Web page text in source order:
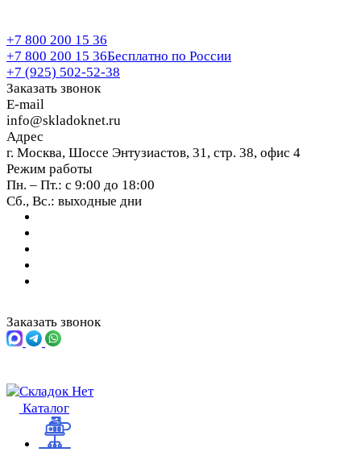
+7 800 200 15 36
+7 800 200 15 36Бесплатно по России
+7 (925) 502-52-38
Заказать звонок
E-mail
info@skladoknet.ru
Адрес
г. Москва, Шоссе Энтузиастов, 31, стр. 38, офис 4
Режим работы
Пн. – Пт.: с 9:00 до 18:00
Сб., Вс.: выходные дни
Заказать звонок
Каталог